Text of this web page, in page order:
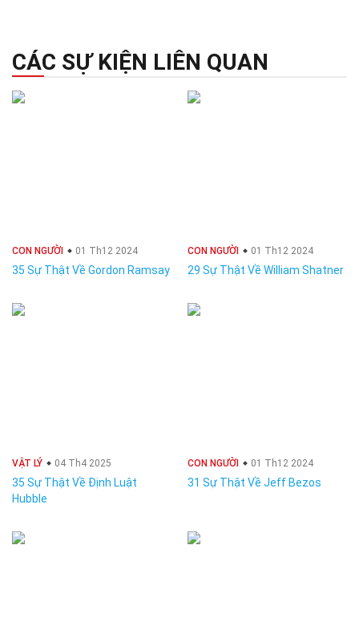
CÁC SỰ KIỆN LIÊN QUAN
CON NGƯỜI 01 Th12 2024
35 Sự Thật Về Gordon Ramsay
CON NGƯỜI 01 Th12 2024
29 Sự Thật Về William Shatner
VẬT LÝ 04 Th4 2025
35 Sự Thật Về Định Luật
Hubble
CON NGƯỜI 01 Th12 2024
31 Sự Thật Về Jeff Bezos